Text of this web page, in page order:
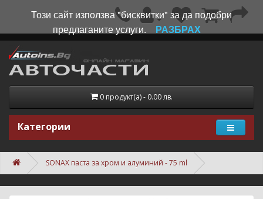
0 продукт(а) - 0.00 лв.
Категории
SONAX паста за хром и алуминий - 75 ml
Този сайт използва "бисквитки" за да подобри
предлаганите услуги.
РАЗБРАХ